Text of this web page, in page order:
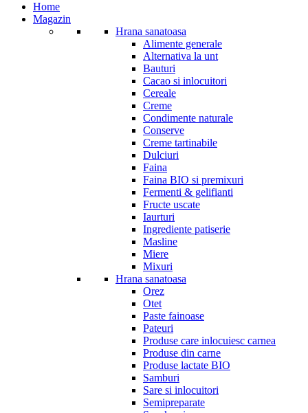
Home
Magazin
Hrana sanatoasa
Alimente generale
Alternativa la unt
Bauturi
Cacao si inlocuitori
Cereale
Creme
Condimente naturale
Conserve
Creme tartinabile
Dulciuri
Faina
Faina BIO si premixuri
Fermenti & gelifianti
Fructe uscate
Iaurturi
Ingrediente patiserie
Masline
Miere
Mixuri
Hrana sanatoasa
Orez
Otet
Paste fainoase
Pateuri
Produse care inlocuiesc carnea
Produse din carne
Produse lactate BIO
Samburi
Sare si inlocuitori
Semipreparate